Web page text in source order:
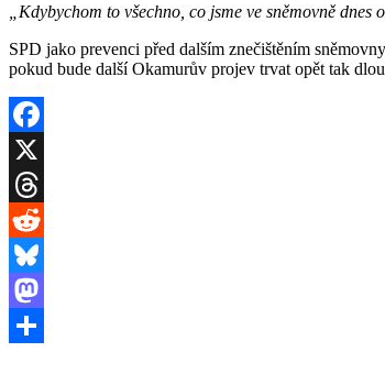
„Kdybychom to všechno, co jsme ve sněmovně
SPD jako prevenci před dalším znečištěním
pokud bude další Okamurův projev trvat opět tak
Facebook
X
Threads
Reddit
Bluesky
Mastodon